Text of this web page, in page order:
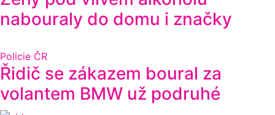
nabouraly do domu i značky
Policie ČR
Řidič se zákazem boural za
volantem BMW už podruhé